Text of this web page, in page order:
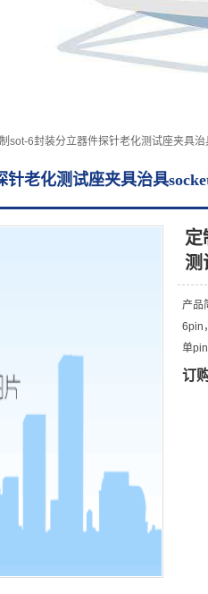
sot-6封装分立器件探针老化测试座夹具
针老化测试座夹具治具
定
测
产品
6pin
单
订